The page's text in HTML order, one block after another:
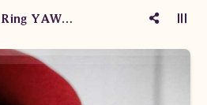
Wedding Ring YAWM.160301/01 tLe YAWM160301/02 tts